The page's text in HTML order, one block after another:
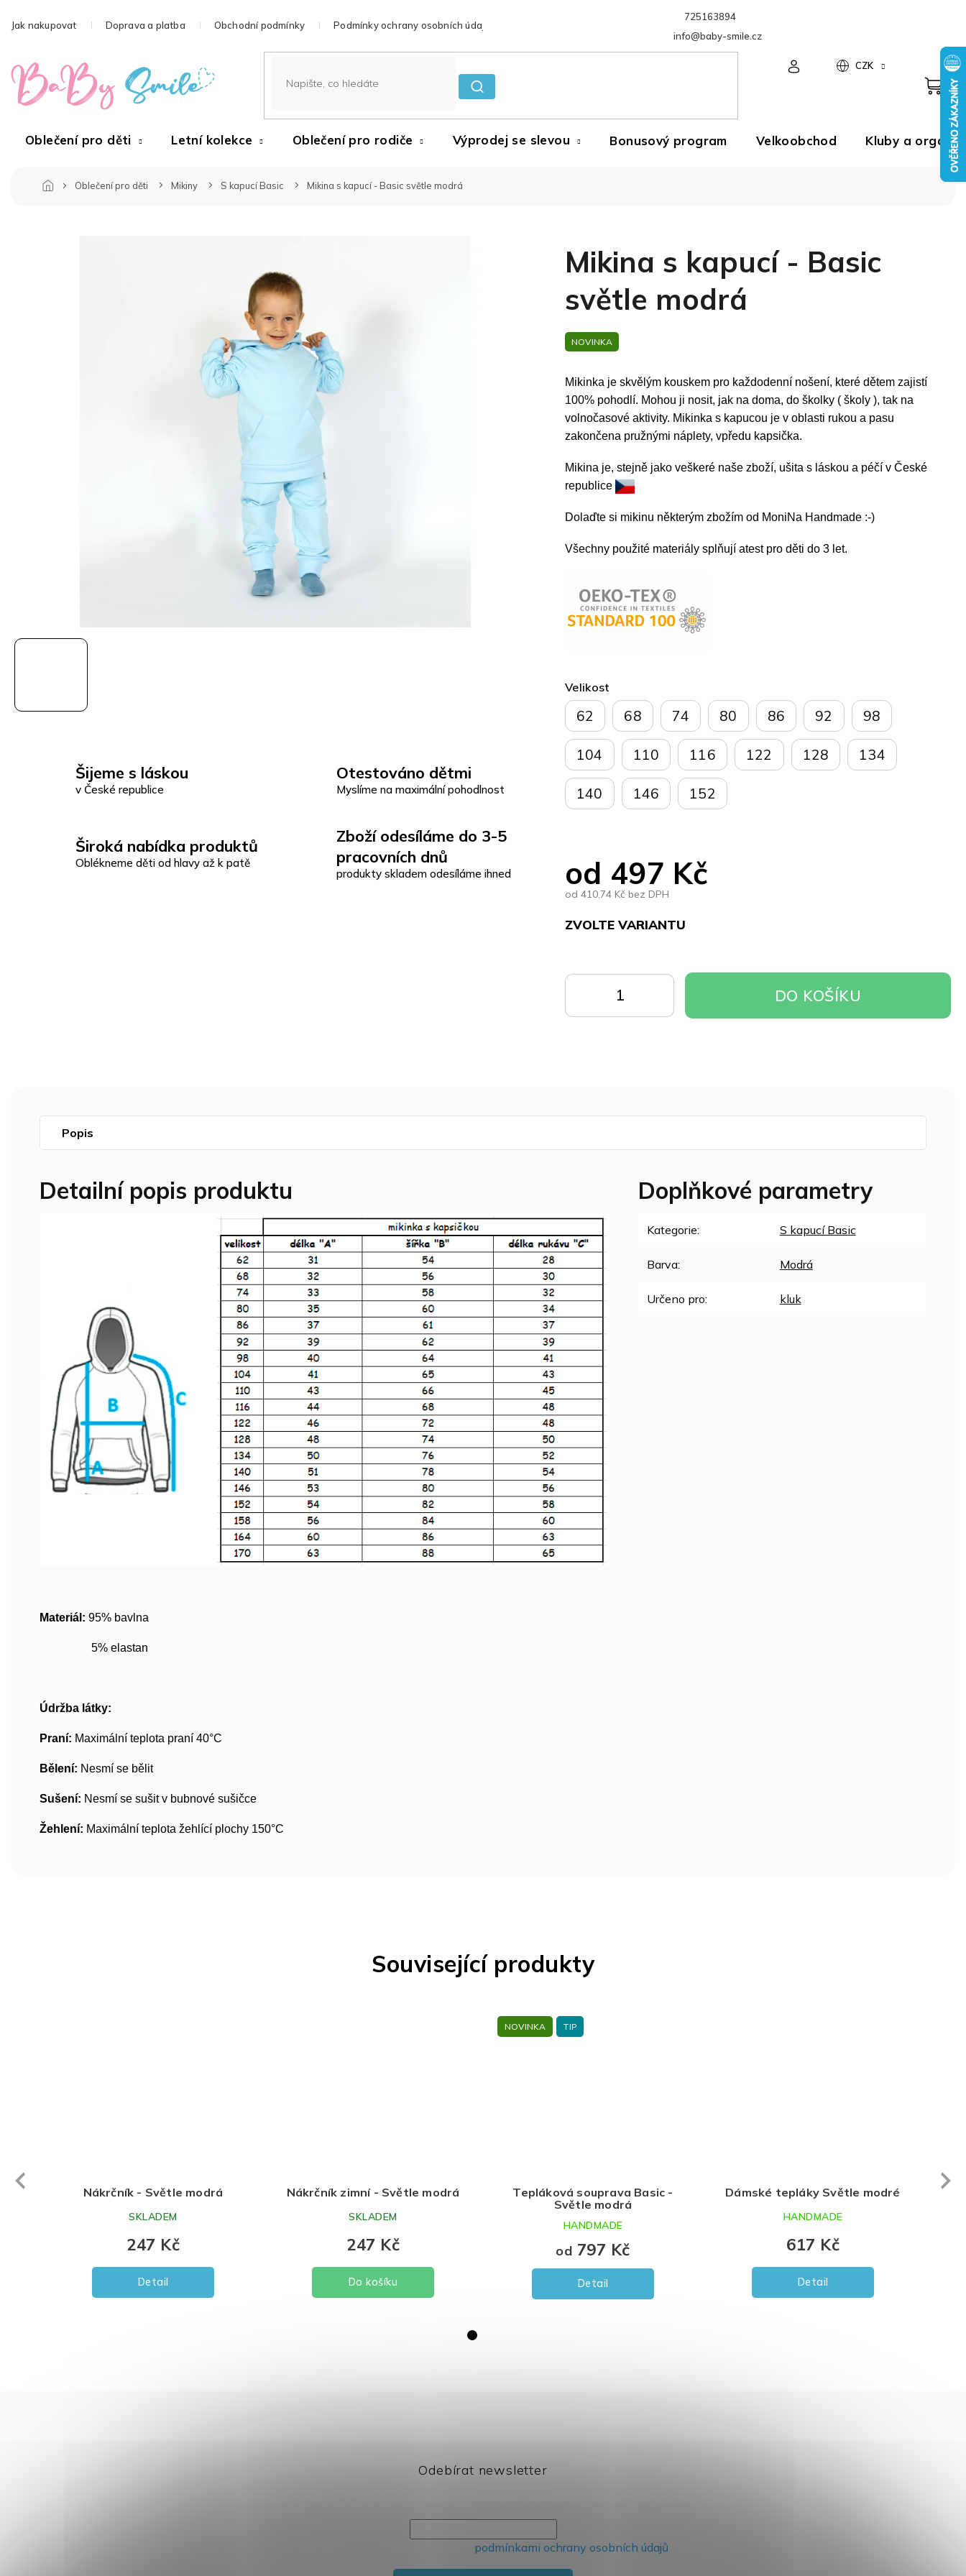
na
725163894
info@baby-smile.cz
Jak nakupovat Doprava a platba Obchodní podmínky Podmínky ochrany osobních údajů
CZK
Oblečení pro děti Letní kolekce Oblečení pro rodiče Výprodej se slevou Bonusový program Velkoobchod Kluby a
Oblečení pro děti Mikiny S kapucí Basic Mikina s kapucí - Basic světle modrá
Šijeme s láskou
v České republice
Otestováno dětmi
Myslíme na maximální pohodlnost
Široká nabídka produktů
Oblékneme děti od hlavy až k patě
Zboží odesíláme do 3-5
pracovních dnů
produkty skladem odesíláme ihned
Mikina s kapucí - Basic
světle modrá
NOVINKA
od 497 Kč
od410,74 Kč bez DPH
ZVOLTE VARIANTU
Velikost
62 68 74 80 86 92 98
104 110 116 122 128 134
140 146 152
DO KOŠÍKU
Mikinka je skvělým kouskem pro každodenní nošení, které dětem zajistí
100% pohodlí. Mohou ji nosit, jak na doma, do školky ( školy ), tak na
volnočasové aktivity. Mikinka s kapucou je v oblasti rukou a pasu
zakončena pružnými náplety, vpředu kapsička.
Mikina je, stejně jako veškeré naše zboží, ušita s láskou a péčí v České
republice
Dolaďte si mikinu některým zbožím od MoniNa Handmade :-)
Všechny použité materiály splňují atest pro děti do 3 let.
Související produkty
Nákrčník - Světle modrá
247 Kč
SKLADEM
Nákrčník zimní - Světle modrá
247 Kč
Do košíku
SKLADEM
TIP
Tepláková souprava Basic -
Světle modrá
797 Kč
HANDMADE
Dámské tepláky Světle modré
617 Kč
HANDMADE
Tepláčky
Next
Popis
Detailní popis produktu
Materiál: 95% bavlna
5% elastan
Údržba látky:
Praní: Maximální teplota praní 40°C
Bělení: Nesmí se bělit
Sušení: Nesmí se sušit v bubnové sušičce
Žehlení: Maximální teplota žehlící plochy 150°C
Doplňkové parametry
Kategorie: S kapucí Basic
Barva: Modrá
Určeno pro: kluk
Odebírat newsletter
podmínkami ochrany osobních údajů